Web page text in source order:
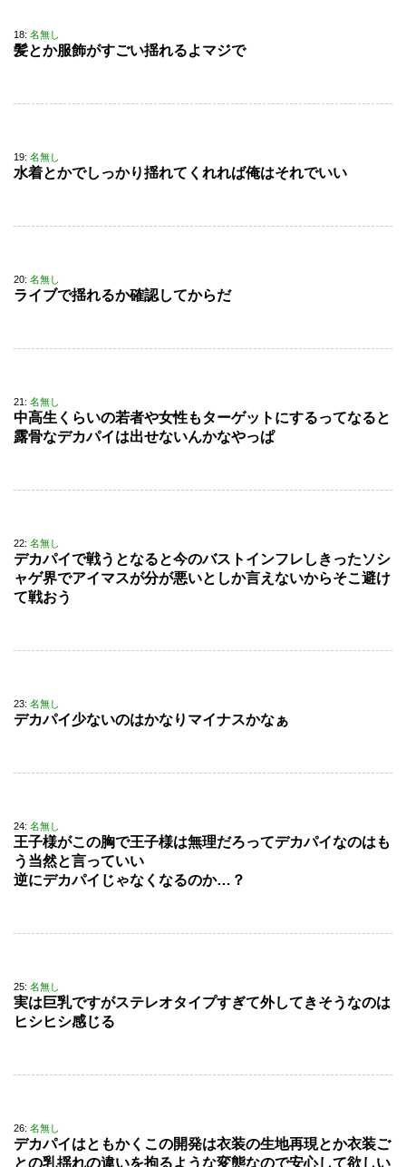
18: 名無し
髪とか服飾がすごい揺れるよマジで
19: 名無し
水着とかでしっかり揺れてくれれば俺はそれでいい
20: 名無し
ライブで揺れるか確認してからだ
21: 名無し
中高生くらいの若者や女性もターゲットにするってなると
露骨なデカパイは出せないんかなやっぱ
22: 名無し
デカパイで戦うとなると今のバストインフレしきったソシ
ャゲ界でアイマスが分が悪いとしか言えないからそこ避け
て戦おう
23: 名無し
デカパイ少ないのはかなりマイナスかなぁ
24: 名無し
王子様がこの胸で王子様は無理だろってデカパイなのはも
う当然と言っていい
逆にデカパイじゃなくなるのか…？
25: 名無し
実は巨乳ですがステレオタイプすぎて外してきそうなのは
ヒシヒシ感じる
26: 名無し
デカパイはともかくこの開発は衣装の生地再現とか衣装ご
との乳揺れの違いを拘るような変態なので安心して欲しい